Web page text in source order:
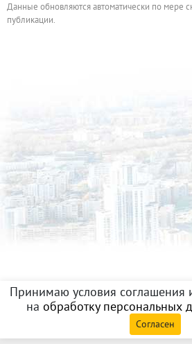
Данные обновляются автоматически по мере
публикации.
Принимаю условия соглашения
на обработку персональных
Согласен